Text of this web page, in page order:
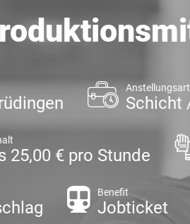
Anstellungsart
Schicht
25,00 € pro Stunde
Benefit
Jobticket